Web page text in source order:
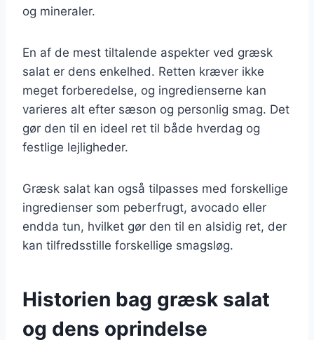
og mineraler.
En af de mest tiltalende aspekter ved græsk
salat er dens enkelhed. Retten kræver ikke
meget forberedelse, og ingredienserne kan
varieres alt efter sæson og personlig smag. Det
gør den til en ideel ret til både hverdag og
festlige lejligheder.
Græsk salat kan også tilpasses med forskellige
ingredienser som peberfrugt, avocado eller
endda tun, hvilket gør den til en alsidig ret, der
kan tilfredsstille forskellige smagsløg.
Historien bag græsk salat
og dens oprindelse